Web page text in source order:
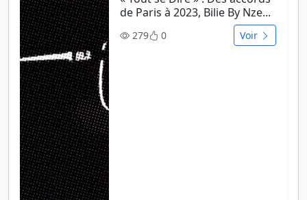
de Paris à 2023, Bilie By Nze...
279 0 Voir